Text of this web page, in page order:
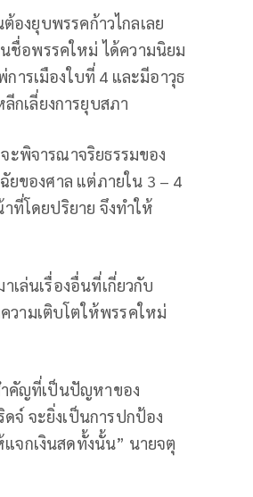
องยุบพรรคก้าวไกลเลย
ชื่อพรรคใหม่ ได้ความนิยม
ารเมืองใบที่ 4 และมีอาวุธ
กเลี่ยงการยุบสภา
พิจารณาจริยธรรมของ
ยของศาล แต่ภายใน 3 – 4
ที่โดยปริยาย จึงทำให้
เล่นเรื่องอื่นที่เกี่ยวกับ
วามเติบโตให้พรรคใหม่
ำคัญที่เป็นปัญหาของ
จ์ จะยิ่งเป็นการปกป้อง
จกเงินสดทั้งนั้น” นายจตุ